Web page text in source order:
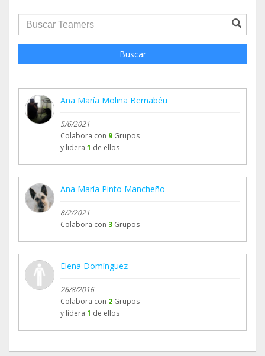
groupProfile.searchForm.search.text???
Buscar
Ana María Molina Bernabéu
5/6/2021
Colabora con 9 Grupos
y lidera 1 de ellos
Ana María Pinto Mancheño
8/2/2021
Colabora con 3 Grupos
Elena Domínguez
26/8/2016
Colabora con 2 Grupos
y lidera 1 de ellos